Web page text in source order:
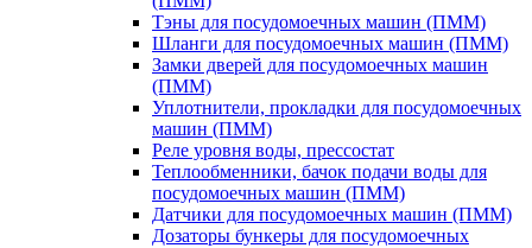
Тэны для посудомоечных машин (ПММ)
Шланги для посудомоечных машин (ПММ)
Замки дверей для посудомоечных машин
(ПММ)
Уплотнители, прокладки для посудомоечных
машин (ПММ)
Реле уровня воды, прессостат
Теплообменники, бачок подачи воды для
посудомоечных машин (ПММ)
Датчики для посудомоечных машин (ПММ)
Дозаторы бункеры для посудомоечных